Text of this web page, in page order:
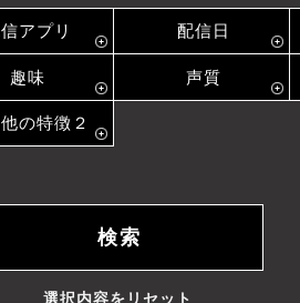
アプリ 配信日
趣味 声質
の特徴２
選択内容をリセット